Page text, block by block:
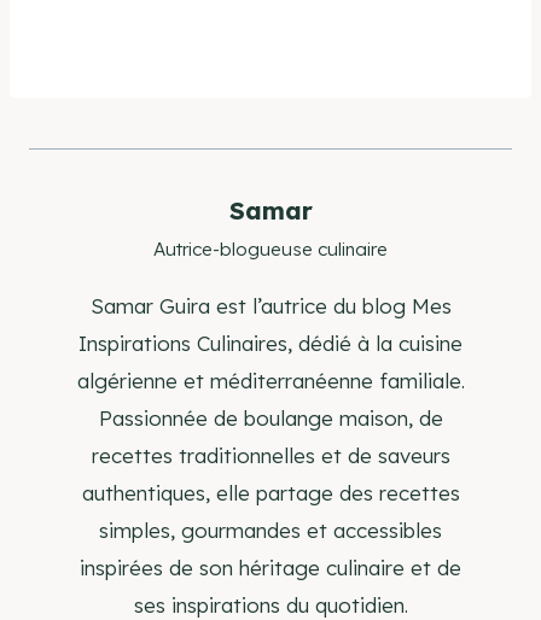
Samar
Autrice-blogueuse culinaire
Samar Guira est l’autrice du blog Mes
Inspirations Culinaires, dédié à la cuisine
algérienne et méditerranéenne familiale.
Passionnée de boulange maison, de
recettes traditionnelles et de saveurs
authentiques, elle partage des recettes
simples, gourmandes et accessibles
inspirées de son héritage culinaire et de
ses inspirations du quotidien.